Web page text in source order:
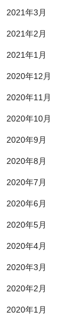
2021年3月
2021年2月
2021年1月
2020年12月
2020年11月
2020年10月
2020年9月
2020年8月
2020年7月
2020年6月
2020年5月
2020年4月
2020年3月
2020年2月
2020年1月